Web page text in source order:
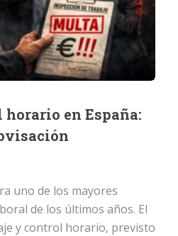
en España:
uno de los mayores
de los últimos años. El
y control horario, previsto